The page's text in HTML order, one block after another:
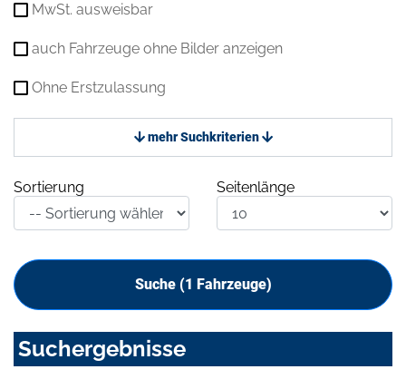
MwSt. ausweisbar
auch Fahrzeuge ohne Bilder anzeigen
Ohne Erstzulassung
mehr Suchkriterien
Sortierung Seitenlänge
Suche (1 Fahrzeuge)
Suchergebnisse